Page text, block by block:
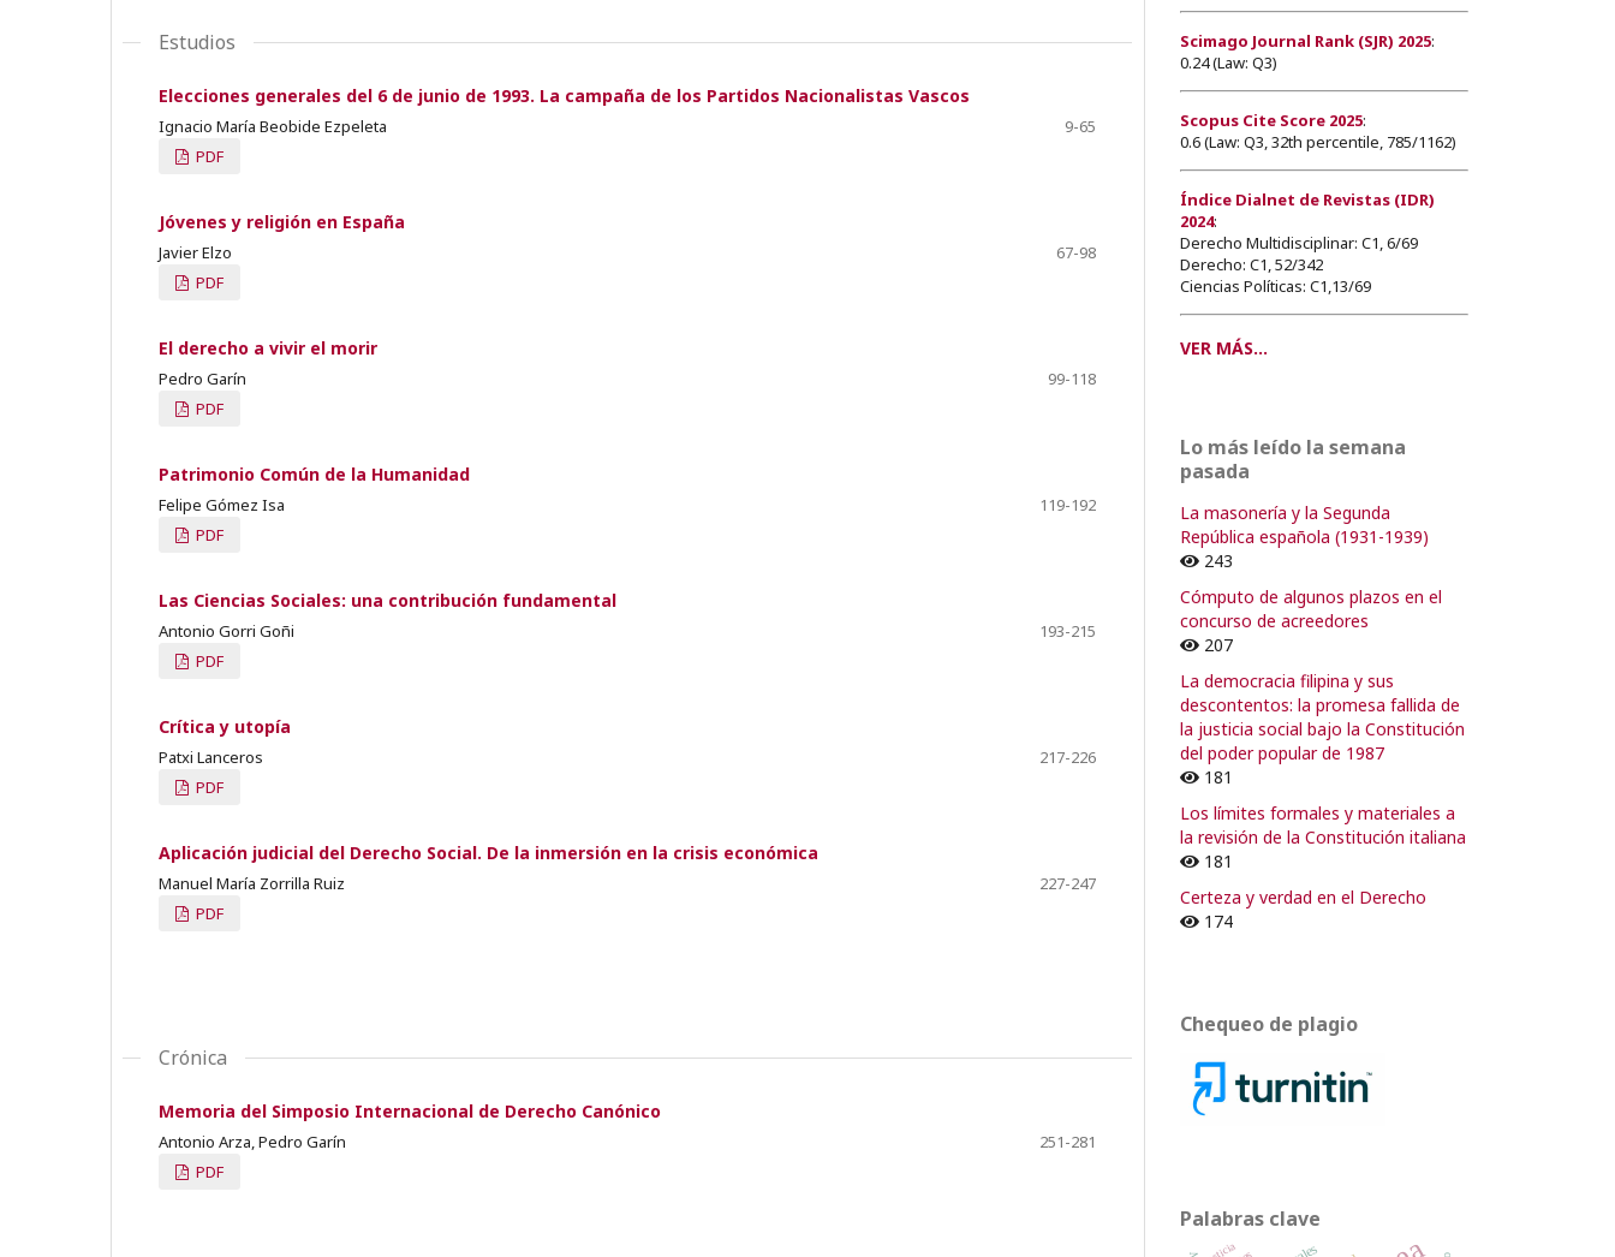
Estudios
Elecciones generales del 6 de junio de 1993. La campaña de los Partidos Nacionalistas Vascos
Ignacio María Beobide Ezpeleta
9-65
PDF
Jóvenes y religión en España
Javier Elzo
67-98
PDF
El derecho a vivir el morir
Pedro Garín
99-118
PDF
Patrimonio Común de la Humanidad
Felipe Gómez Isa
119-192
PDF
Las Ciencias Sociales: una contribución fundamental
Antonio Gorri Goñi
193-215
PDF
Crítica y utopía
Patxi Lanceros
217-226
PDF
Aplicación judicial del Derecho Social. De la inmersión en la crisis económica
Manuel María Zorrilla Ruiz
227-247
PDF
Crónica
Memoria del Simposio Internacional de Derecho Canónico
Antonio Arza, Pedro Garín
251-281
PDF
Scimago Journal Rank (SJR) 2025:
0.24 (Law: Q3)
Scopus Cite Score 2025:
0.6 (Law: Q3, 32th percentile, 785/1162)
Índice Dialnet de Revistas (IDR)
2024:
Derecho Multidisciplinar: C1, 6/69
Derecho: C1, 52/342
Ciencias Políticas: C1,13/69
VER MÁS...
Lo más leído la semana
pasada
La masonería y la Segunda
República española (1931-1939)
243
Cómputo de algunos plazos en el
concurso de acreedores
207
La democracia filipina y sus
descontentos: la promesa fallida de
la justicia social bajo la Constitución
del poder popular de 1987
181
Los límites formales y materiales a
la revisión de la Constitución italiana
181
Certeza y verdad en el Derecho
174
Chequeo de plagio
Palabras clave